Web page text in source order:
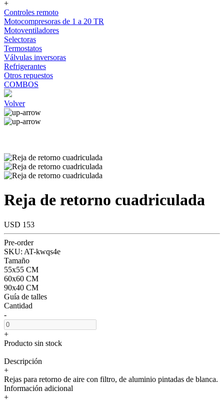
+
Controles remoto
Motocompresoras de 1 a 20 TR
Motoventiladores
Selectoras
Termostatos
Válvulas inversoras
Refrigerantes
Otros repuestos
COMBOS
Volver
Reja de retorno cuadriculada
USD 153
Pre-order
SKU: AT-kwqs4e
Tamaño
55x55 CM
60x60 CM
90x40 CM
Guía de talles
Cantidad
-
+
Producto sin stock
Descripción
+
Rejas para retorno de aire con filtro, de aluminio pintadas de blanca.
Información adicional
+